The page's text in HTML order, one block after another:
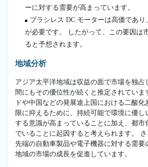
ーに対する需要が高まっています。
ブラシレス DC モーターは高価であり
が必要です。 したがって、この要因は
ると予想されます。
地域分析
アジア太平洋地域は収益の面で市場を独占
間にもその優位性が続くと推定されていま
ドや中国などの発展途上国における二酸
限に抑えるために、持続可能で環境に優し
する意識が高まっていることに加え、都市
でいることに起因すると考えられます。
先端の自動車製品や電子機器に対する需要
地域の市場の成長を促進しています。